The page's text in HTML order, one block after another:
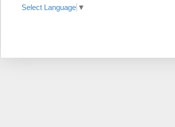
Select Language ▼